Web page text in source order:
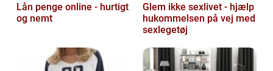
Lån penge online - hurtigt
og nemt
Glem ikke sexlivet - hjælp
hukommelsen på vej med
sexlegetøj